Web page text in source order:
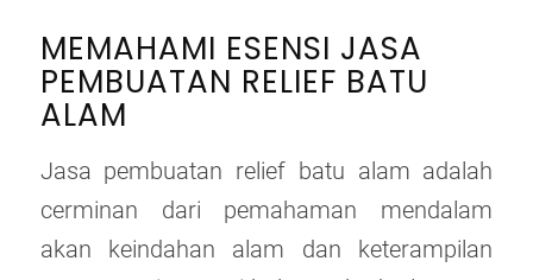
MEMAHAMI ESENSI JASA
PEMBUATAN RELIEF BATU
ALAM
Jasa pembuatan relief batu alam adalah
cerminan dari pemahaman mendalam
akan keindahan alam dan keterampilan